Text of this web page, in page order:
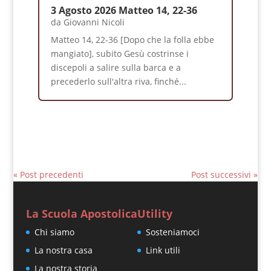
3 Agosto 2026 Matteo 14, 22-36
da Giovanni Nicoli
Matteo 14, 22-36 [Dopo che la folla ebbe
mangiato], subito Gesù costrinse i
discepoli a salire sulla barca e a
precederlo sull'altra riva, finché...
« Post precedenti Post successivi »
La Scuola Apostolica
Chi siamo
La nostra casa
La nostra storia
Utility
Sosteniamoci
Link utili